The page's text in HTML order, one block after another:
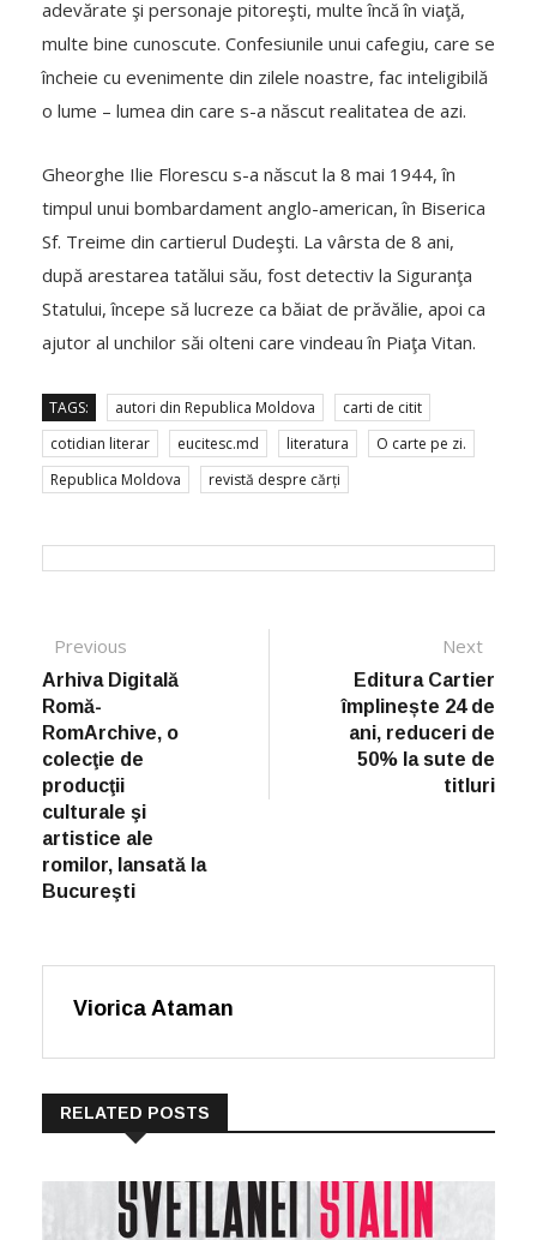
adevărate şi personaje pitoreşti, multe încă în viaţă,
multe bine cunoscute. Confesiunile unui cafegiu, care se
încheie cu evenimente din zilele noastre, fac inteligibilă
o lume – lumea din care s-a născut realitatea de azi.
Gheorghe Ilie Florescu s-a născut la 8 mai 1944, în
timpul unui bombardament anglo-american, în Biserica
Sf. Treime din cartierul Dudeşti. La vârsta de 8 ani,
după arestarea tatălui său, fost detectiv la Siguranţa
Statului, începe să lucreze ca băiat de prăvălie, apoi ca
ajutor al unchilor săi olteni care vindeau în Piaţa Vitan.
TAGS: autori din Republica Moldova
carti de citit
cotidian literar
eucitesc.md literatura
O carte pe zi.
Republica Moldova
revistă despre cărți
Post navigation
Previous
Arhiva Digitală
Romă-
RomArchive, o
colecţie de
producţii
culturale şi
artistice ale
romilor, lansată la
Bucureşti
Next
Editura Cartier
împlinește 24 de
ani, reduceri de
50% la sute de
titluri
Viorica Ataman
RELATED POSTS